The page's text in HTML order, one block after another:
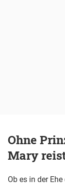
Ohne
Mary
Ob es in der